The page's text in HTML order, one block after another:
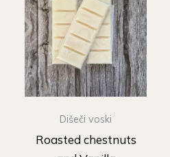
Dišeči voski
Roasted chestnuts